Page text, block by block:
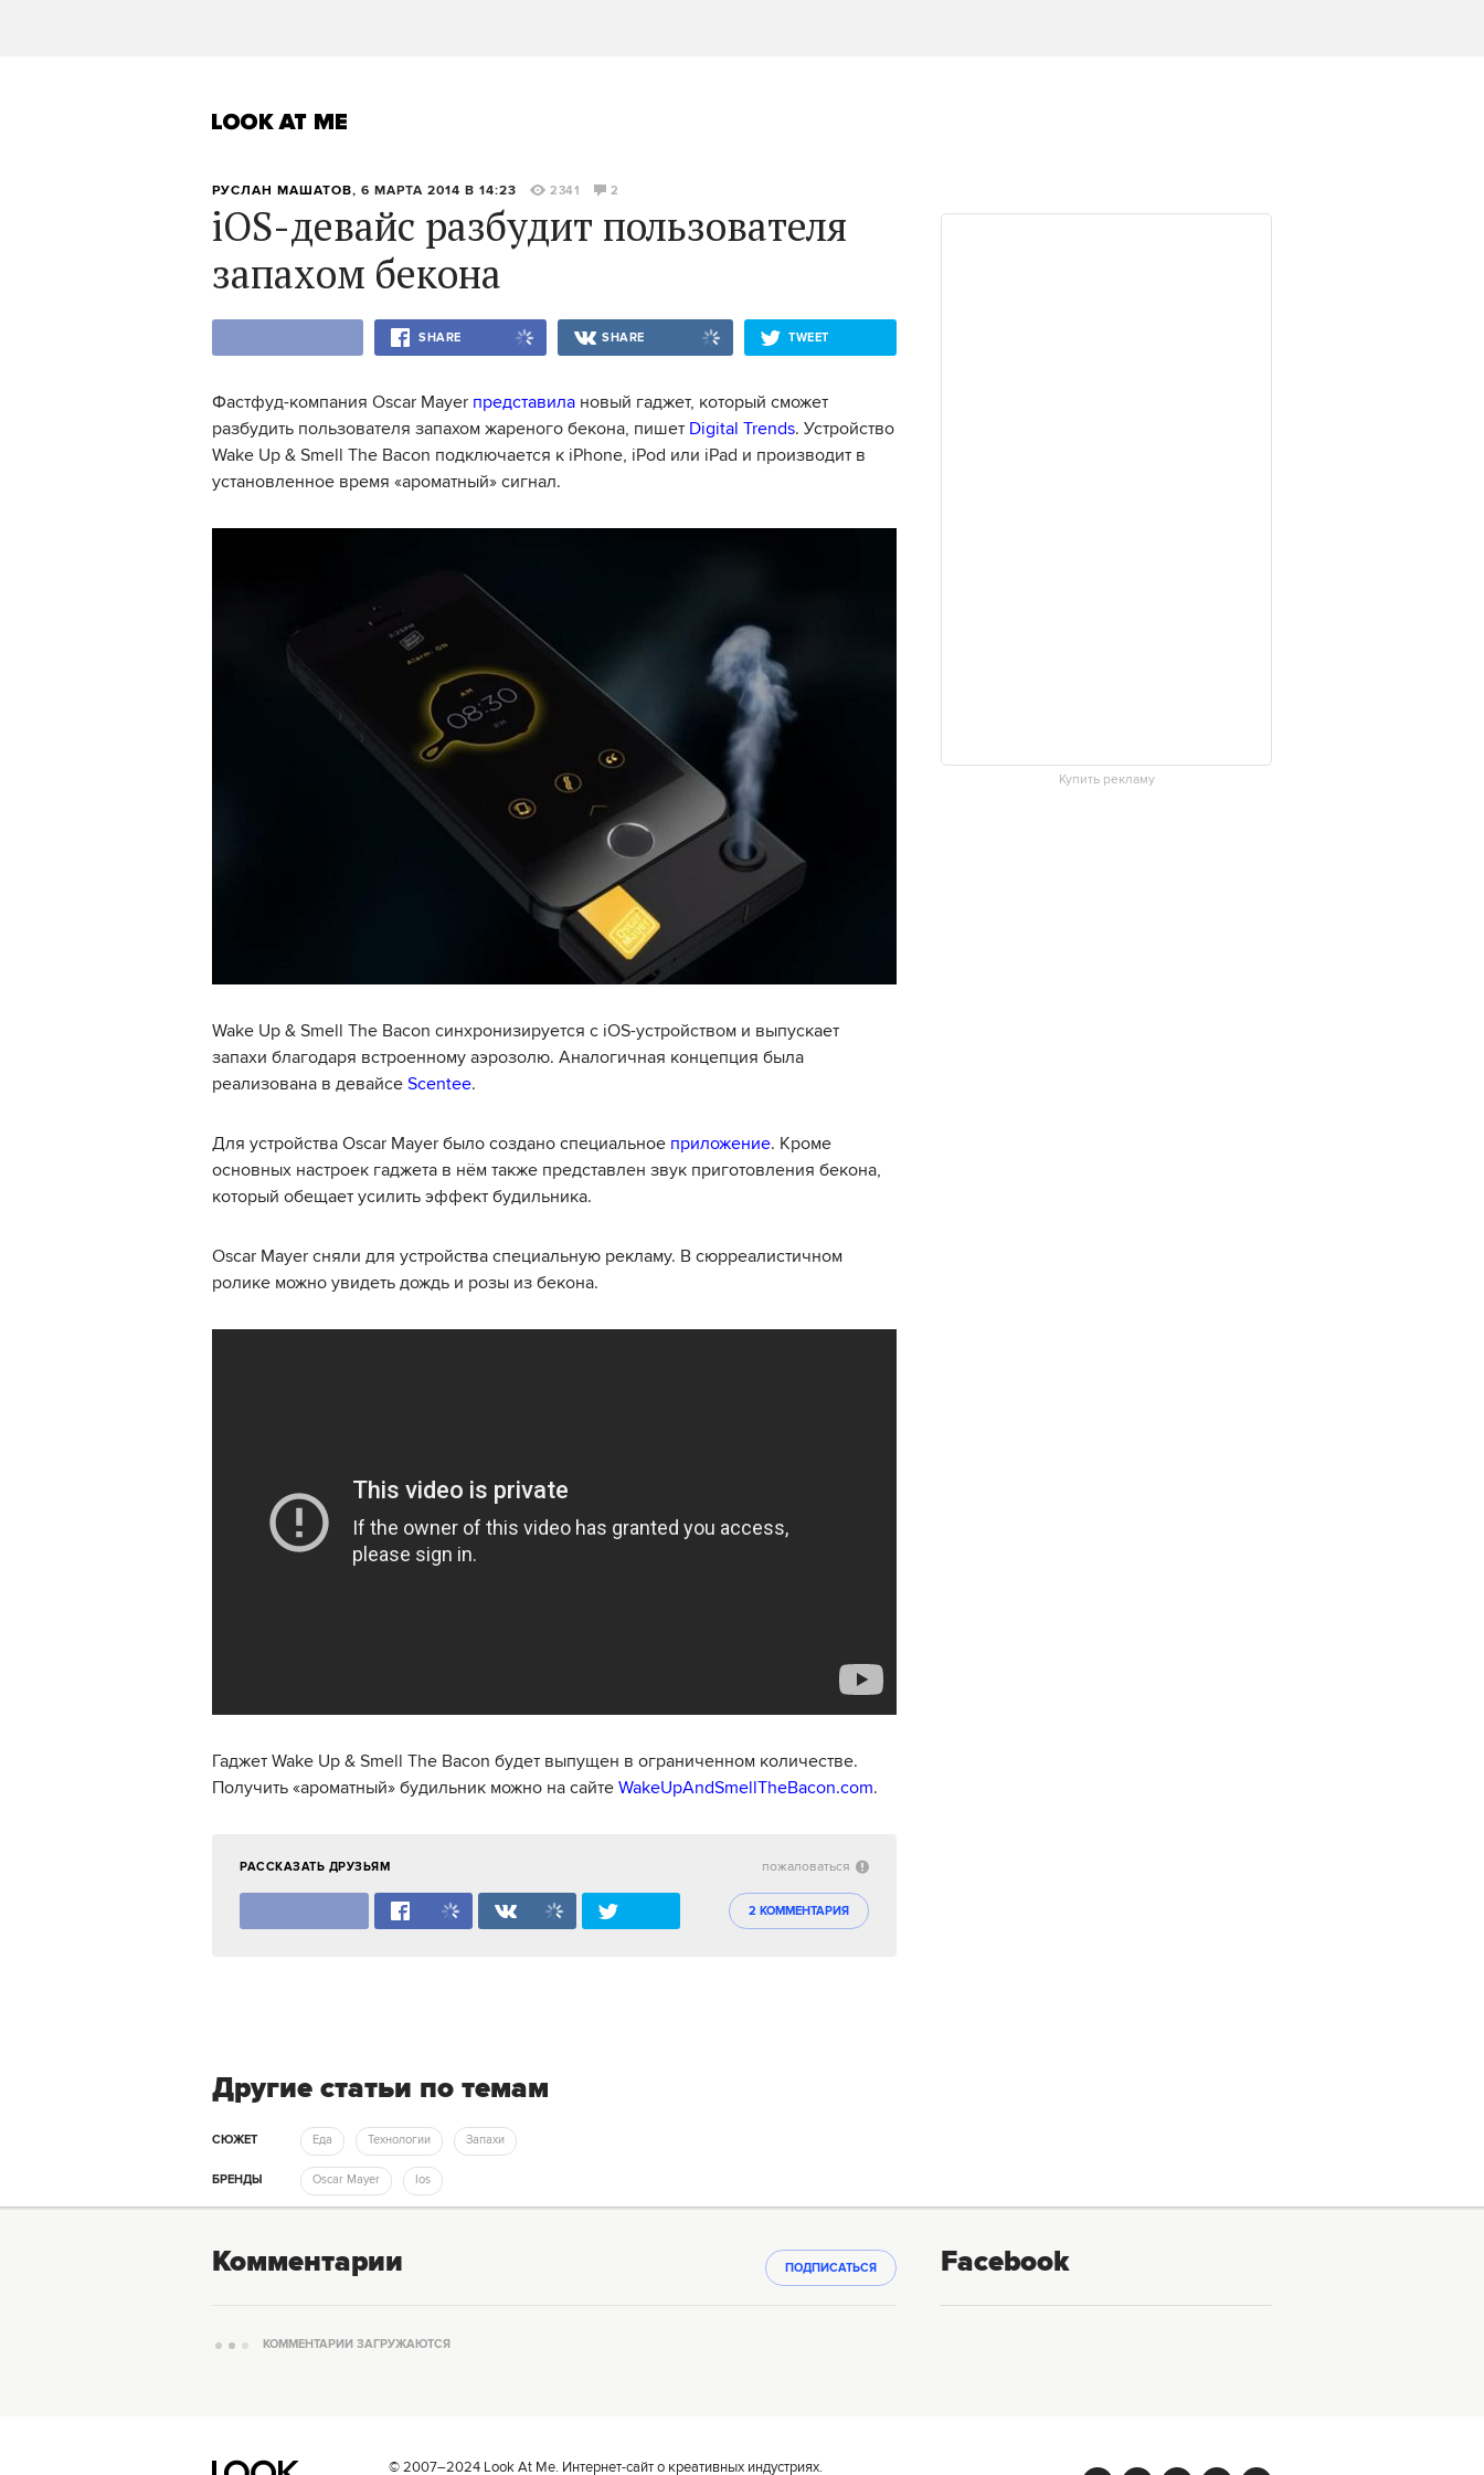
РУСЛАН МАШАТОВ, 6 МАРТА 2014 В 14:23 2341 2
iOS-девайс разбудит пользователя
запахом бекона
SHARE SHARE TWEET
Фастфуд-компания Oscar Mayer представила новый гаджет, который сможет
разбудить пользователя запахом жареного бекона, пишет Digital Trends. Устройство
Wake Up & Smell The Bacon подключается к iPhone, iPod или iPad и производит в
установленное время «ароматный» сигнал.
Wake Up & Smell The Bacon синхронизируется с iOS-устройством и выпускает
запахи благодаря встроенному аэрозолю. Аналогичная концепция была
реализована в девайсе Scentee.
Для устройства Oscar Mayer было создано специальное приложение. Кроме
основных настроек гаджета в нём также представлен звук приготовления бекона,
который обещает усилить эффект будильника.
Oscar Mayer сняли для устройства специальную рекламу. В сюрреалистичном
ролике можно увидеть дождь и розы из бекона.
Гаджет Wake Up & Smell The Bacon будет выпущен в ограниченном количестве.
Получить «ароматный» будильник можно на сайте WakeUpAndSmellTheBacon.com.
РАССКАЗАТЬ ДРУЗЬЯМ
2 КОММЕНТАРИЯ
пожаловаться
Купить рекламу
Другие статьи по темам
СЮЖЕТ Еда Технологии Запахи
БРЕНДЫ Oscar Mayer Ios
Комментарии ПОДПИСАТЬСЯ
КОММЕНТАРИИ ЗАГРУЖАЮТСЯ
Facebook
© 2007–2024 Look At Me. Интернет-сайт о креативных индустриях.